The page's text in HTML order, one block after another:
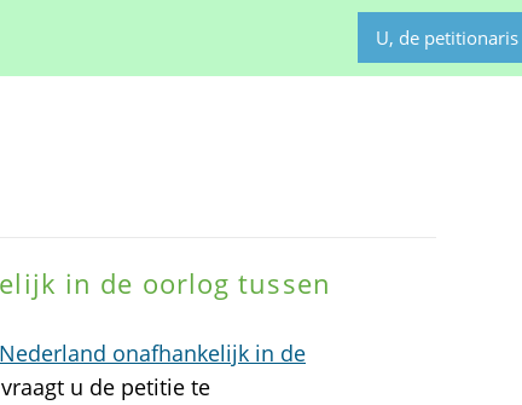
U, de petitionaris
in de oorlog tussen
onafhankelijk in de
vraagt u de petitie te